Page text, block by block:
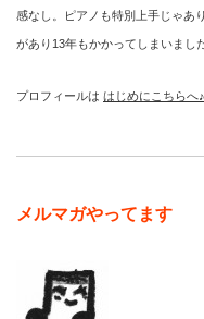
感なし。ピアノも特別上手じゃあ
があり13年もかかってしまいまし
プロフィールは はじめにこちらへ♪
メルマガやってます